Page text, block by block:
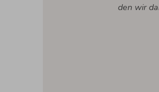
den wir